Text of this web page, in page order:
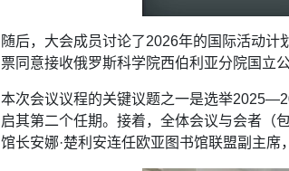
随后，大会成员讨论了2026年的国际活动
票同意接收俄罗斯科学院西伯利亚分院国立
本次会议议程的关键议题之一是选举
启其第二个任期。接着，全体会议与会者（
馆长安娜·楚利安连任欧亚图书馆联盟副主席